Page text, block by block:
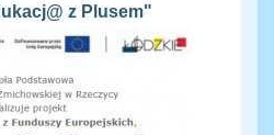
z Plusem"